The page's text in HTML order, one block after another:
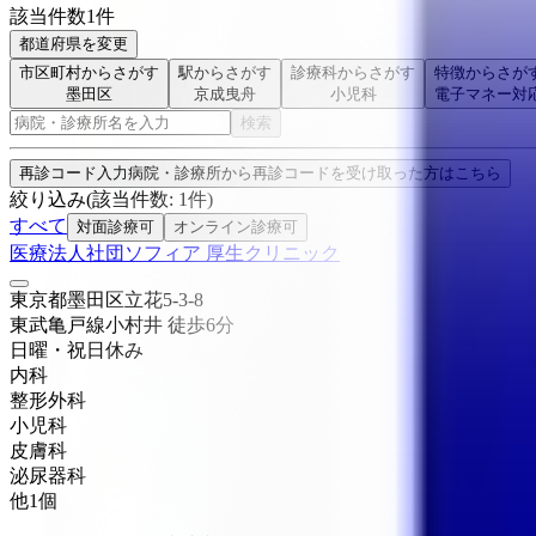
該当件数1件
都道府県を変更
市区町村からさがす
墨田区
駅からさがす
京成曳舟
診療科からさがす
小児科
特徴からさが
電子マネー対
検索
再診コード入力病院・診療所から再診コードを受け取った方はこちら
絞り込み(該当件数: 1件)
すべて
対面診療可 オンライン診療可
医療法人社団ソフィア 厚生クリニック
東京都墨田区立花5-3-8
東武亀戸線小村井 徒歩6分
日曜・祝日 休み
内科
整形外科
小児科
皮膚科
泌尿器科
他1個